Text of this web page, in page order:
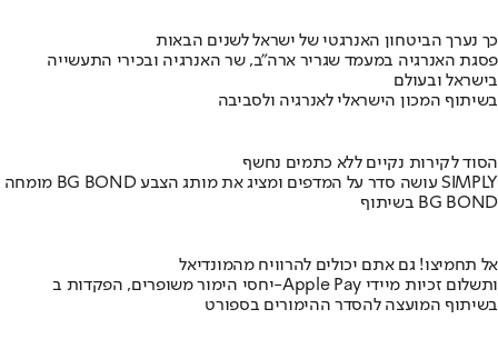
כך נערך הביטחון האנרגטי של ישראל לשנים הבאות
פסגת האנרגיה במעמד שגריר ארה"ב, שר האנרגיה ובכירי התעשייה
בישראל ובעולם
בשיתוף המכון הישראלי לאנרגיה ולסביבה
הסוד לקירות נקיים ללא כתמים נחשף
מומחה BG BOND עושה סדר על המדפים ומציג את מותג הצבע SIMPLY
בשיתוף BG BOND
אל תחמיצו! גם אתם יכולים להרוויח מהמונדיאל
יחסי הימור משופרים, הפקדות ב-Apple Pay ותשלום זכיות מיידי
בשיתוף המועצה להסדר ההימורים בספורט